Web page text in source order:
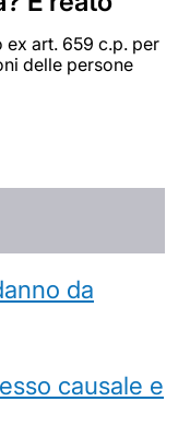
ex art. 659 c.p. per
delle persone
da
causale e